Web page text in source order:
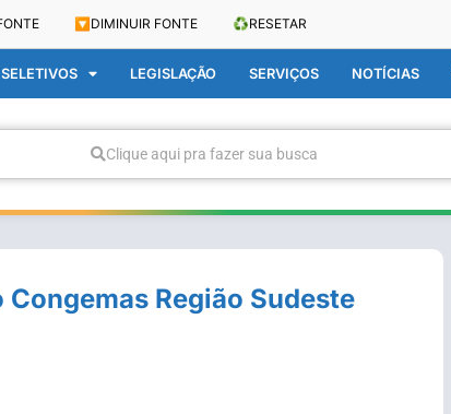
🔽 DIMINUIR FONTE ♻️RESETAR
LEGISLAÇÃO SERVIÇOS NOTÍCIAS
Clique aqui pra fazer sua busca
Região Sudeste